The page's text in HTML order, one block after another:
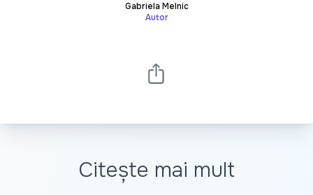
Gabriela Melnic
Autor
Citește mai mult